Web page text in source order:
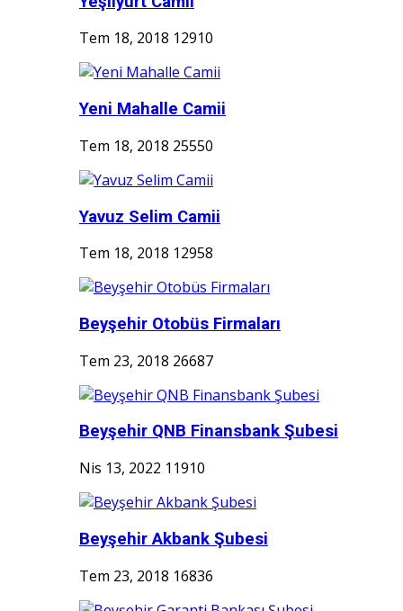
Tem 18, 2018 12910
Yeni Mahalle Camii
Tem 18, 2018 25550
Yavuz Selim Camii
Tem 18, 2018 12958
Beyşehir Otobüs Firmaları
Tem 23, 2018 26687
Beyşehir QNB Finansbank Şubesi
Nis 13, 2022 11910
Beyşehir Akbank Şubesi
Tem 23, 2018 16836